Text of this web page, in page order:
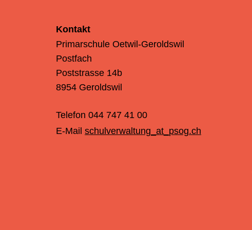
Kontakt
Primarschule Oetwil-Geroldswil
Postfach
Poststrasse 14b
8954 Geroldswil
Telefon 044 747 41 00
E-Mail schulverwaltung _at_ psog.ch